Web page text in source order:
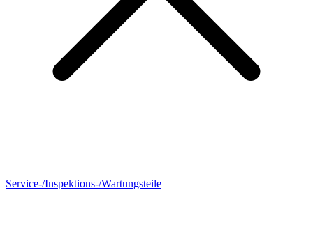
Service-/Inspektions-/Wartungsteile